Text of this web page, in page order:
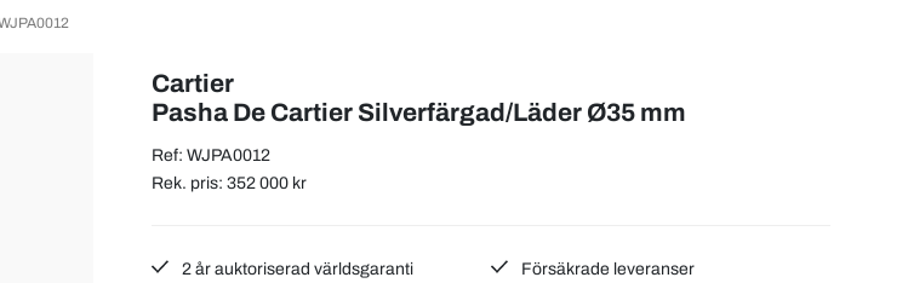
Cartier
Pasha De Cartier Silverfärgad/Läder Ø35 mm
Ref: WJPA0012
Rek. pris: 352 000 kr
2 år auktoriserad världsgaranti
Försäkrade leveranser